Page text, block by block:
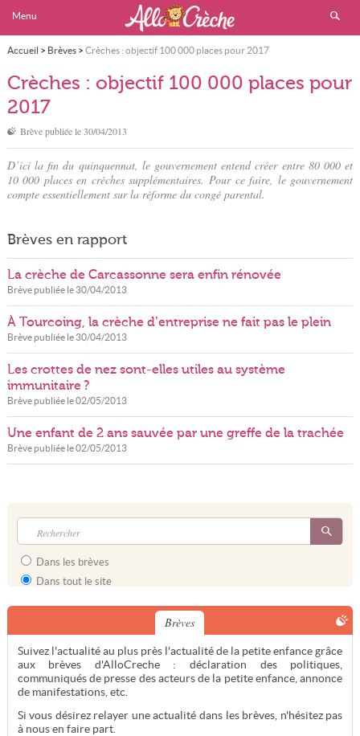
Menu
Accueil > Brèves> Crèches : objectif 100 000 places pour 2017
Crèches : objectif 100 000 places pour
2017
Brève publiée le30/04/2013
D’ici la fin du quinquennat, le gouvernement entend créer entre 80 000 et
10 000 places en crèches supplémentaires. Pour ce faire, le gouvernement
compte essentiellement sur la réforme du congé parental.
Brèves en rapport
La crèche de Carcassonne sera enfin rénovée
Brève publiée le 30/04/2013
À Tourcoing, la crèche d’entreprise ne fait pas le plein
Brève publiée le 30/04/2013
Les crottes de nez sont-elles utiles au système
immunitaire ?
Brève publiée le02/05/2013
Une enfant de 2 ans sauvée par une greffe de la trachée
Brève publiée le02/05/2013
Dans les brèves
Dans tout le site
Brèves
Suivez l'actualité au plus près l'actualité de la petite enfance grâce
aux brèves d'AlloCreche : déclaration des politiques,
communiqués de presse des acteurs de la petite enfance, annonce
de manifestations, etc.
Si vous désirez relayer une actualité dans les brèves, n'hésitez pas
à nous en faire part.